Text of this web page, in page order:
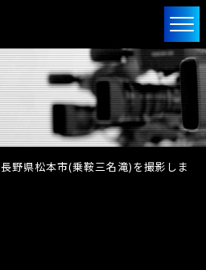
長野県松本市(乗鞍三名滝)を撮影しま